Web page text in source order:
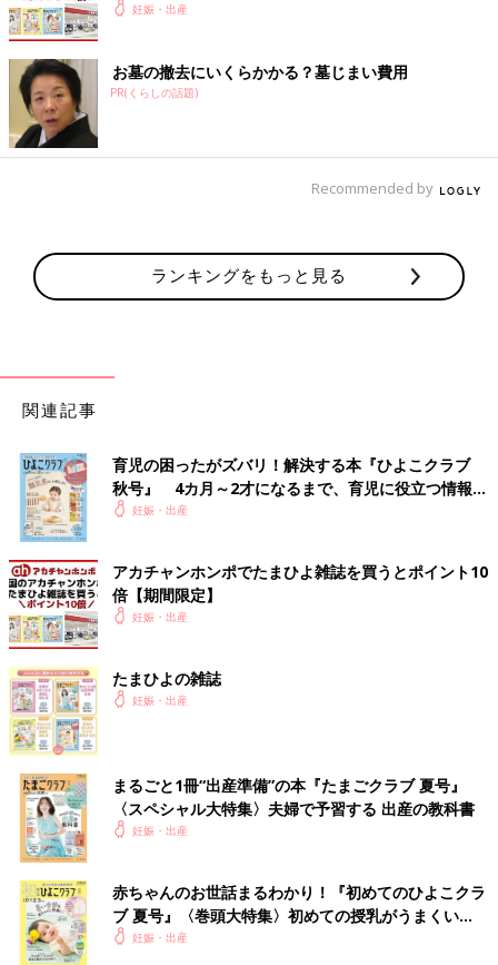
妊娠・出産
お墓の撤去にいくらかかる？墓じまい費用
PR(くらしの話題)
Recommended by
ランキングをもっと見る
関連記事
育児の困ったがズバリ！解決する本『ひよこクラブ
秋号』 4カ月～2才になるまで、育児に役立つ情報が
いっぱい！
妊娠・出産
アカチャンホンポでたまひよ雑誌を買うとポイント10
倍【期間限定】
妊娠・出産
たまひよの雑誌
妊娠・出産
まるごと1冊“出産準備”の本『たまごクラブ 夏号』
〈スペシャル大特集〉夫婦で予習する 出産の教科書
妊娠・出産
赤ちゃんのお世話まるわかり！『初めてのひよこクラ
ブ 夏号』〈巻頭大特集〉初めての授乳がうまくい
く！ おっぱい・ミルクの基本と夏のトラブル 解決テ
妊娠・出産